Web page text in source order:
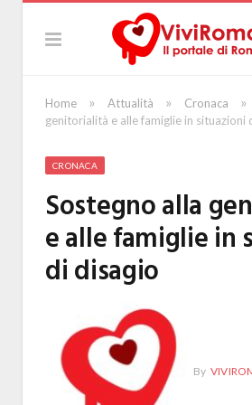
Home » Attualità » Cronaca »
genitorialità e alle famiglie in situazioni
CRONACA
Sostegno alla
e alle famiglie in
di disagio
By